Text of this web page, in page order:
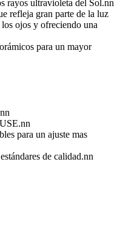
rayos ultravioleta del Sol.nn
refleja gran parte de la luz
ojos y ofreciendo una
para un mayor
para un ajuste mas
de calidad.nn